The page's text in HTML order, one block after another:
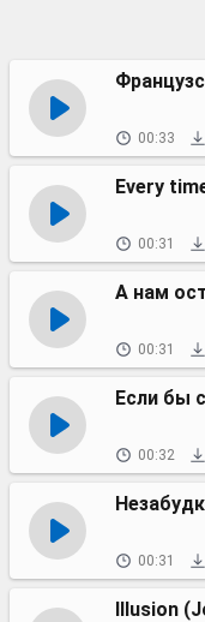
00:33
Every
00:31
А нам
00:31
Если бы
00:32
00:31